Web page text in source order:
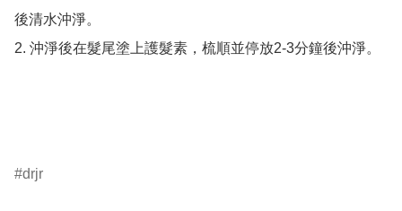
後清水沖淨。
2. 沖淨後在髮尾塗上護髮素，梳順並停放2-3分鐘後沖淨。
drjr